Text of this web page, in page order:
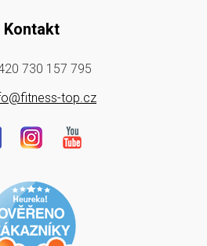
Kontakt
730 157 795
top.cz